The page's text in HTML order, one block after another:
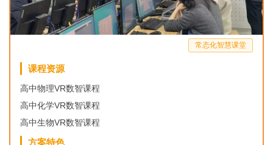
常态化智慧课堂
课程资源
高中物理VR数智课程
高中化学VR数智课程
高中生物VR数智课程
方案特色